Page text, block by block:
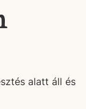
alatt áll és